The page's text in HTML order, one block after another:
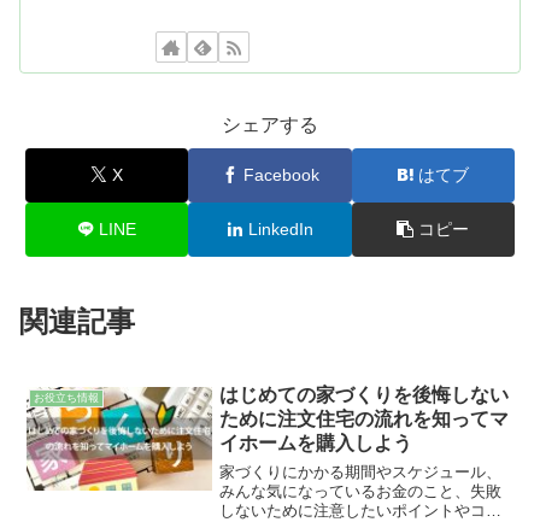
シェアする
X Facebook はてブ
LINE LinkedIn コピー
関連記事
お役立ち情報
はじめての家づくりを後悔しない
ために注文住宅の流れを知ってマ
イホームを購入しよう
家づくりにかかる期間やスケジュール、
みんな気になっているお金のこと、失敗
しないために注意したいポイントやコツ